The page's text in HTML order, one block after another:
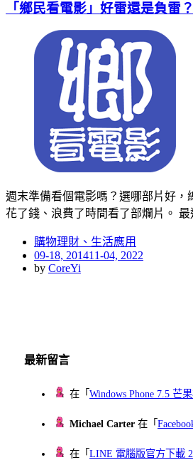
「鄉民看電影」好雷還是負雷
週末準備看個電影嗎？選哪部片好，
花了錢、浪費了時間看了部爛片。
購物理財、生活應用
Posted
on
09-18, 201411-04, 2022
by CoreYi
最新留言
在「Windows Phone 7.5 芒
Michael Carter 在「
在「LINE 電腦版官方下載